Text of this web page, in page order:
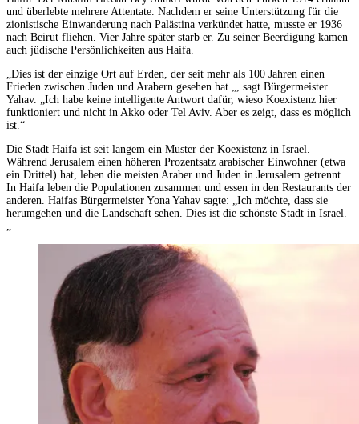
und überlebte mehrere Attentate. Nachdem er seine Unterstützung für die
zionistische Einwanderung nach Palästina verkündet hatte, musste er 1936
nach Beirut fliehen. Vier Jahre später starb er. Zu seiner Beerdigung kamen
auch jüdische Persönlichkeiten aus Haifa.
„Dies ist der einzige Ort auf Erden, der seit mehr als 100 Jahren einen
Frieden zwischen Juden und Arabern gesehen hat „, sagt Bürgermeister
Yahav. „Ich habe keine intelligente Antwort dafür, wieso Koexistenz hier
funktioniert und nicht in Akko oder Tel Aviv. Aber es zeigt, dass es möglich
ist.“
Die Stadt Haifa ist seit langem ein Muster der Koexistenz in Israel.
Während Jerusalem einen höheren Prozentsatz arabischer Einwohner (etwa
ein Drittel) hat, leben die meisten Araber und Juden in Jerusalem getrennt.
In Haifa leben die Populationen zusammen und essen in den Restaurants der
anderen. Haifas Bürgermeister Yona Yahav sagte: „Ich möchte, dass sie
herumgehen und die Landschaft sehen. Dies ist die schönste Stadt in Israel.